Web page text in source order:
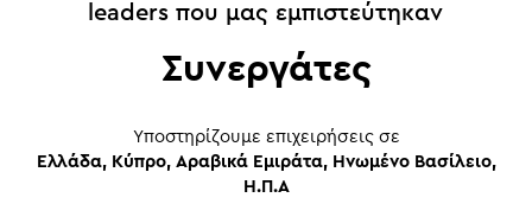
leaders που μας εμπιστεύτηκαν
Συνεργάτες
Yποστηρίζουμε επιχειρήσεις σε
Ελλάδα, Κύπρο, Αραβικά Εμιράτα, Ηνωμένο Βασίλειο,
Η.Π.Α